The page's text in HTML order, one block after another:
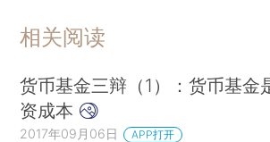
相关阅读
货币基金三辩（1）：货币基金
资成本
2017年09月06日 APP打开